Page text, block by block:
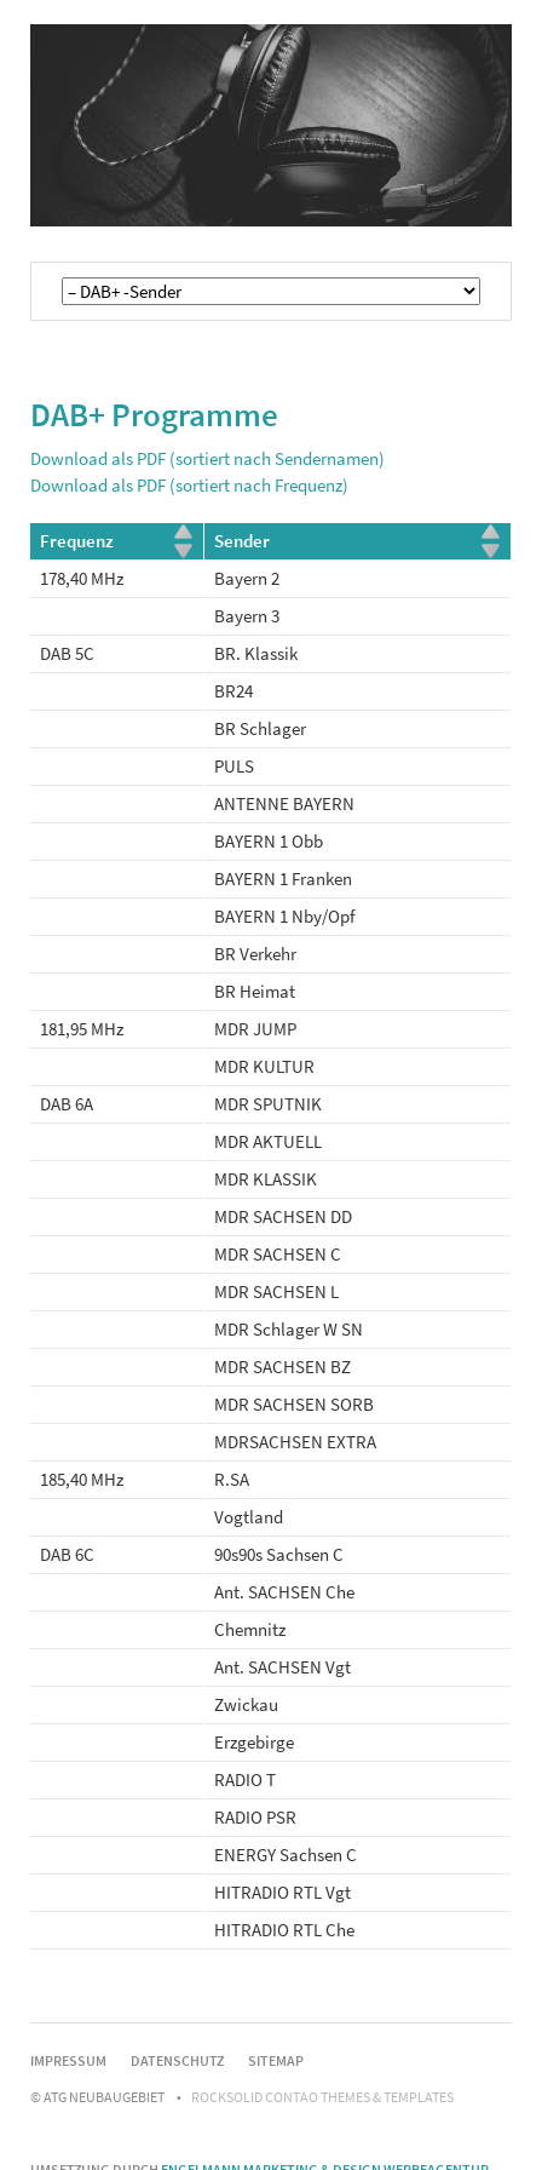
Navigation
überspringen
DAB+ Programme
Download als PDF (sortiert nach Sendernamen)
Download als PDF (sortiert nach Frequenz)
Frequenz
Sender
178,40 MHz
Bayern 2
Bayern 3
DAB 5C
BR. Klassik
BR24
BR Schlager
PULS
ANTENNE BAYERN
BAYERN 1 Obb
BAYERN 1 Franken
BAYERN 1 Nby/Opf
BR Verkehr
BR Heimat
181,95 MHz
MDR JUMP
MDR KULTUR
DAB 6A
MDR SPUTNIK
MDR AKTUELL
MDR KLASSIK
MDR SACHSEN DD
MDR SACHSEN C
MDR SACHSEN L
MDR Schlager W SN
MDR SACHSEN BZ
MDR SACHSEN SORB
MDRSACHSEN EXTRA
185,40 MHz
R.SA
Vogtland
DAB 6C
90s90s Sachsen C
Ant. SACHSEN Che
Chemnitz
Ant. SACHSEN Vgt
Zwickau
Erzgebirge
RADIO T
RADIO PSR
ENERGY Sachsen C
HITRADIO RTL Vgt
HITRADIO RTL Che
NAVIGATION
IMPRESSUM DATENSCHUTZ
SITEMAP
© ATG NEUBAUGEBIET
ROCKSOLID CONTAO THEMES & TEMPLATES